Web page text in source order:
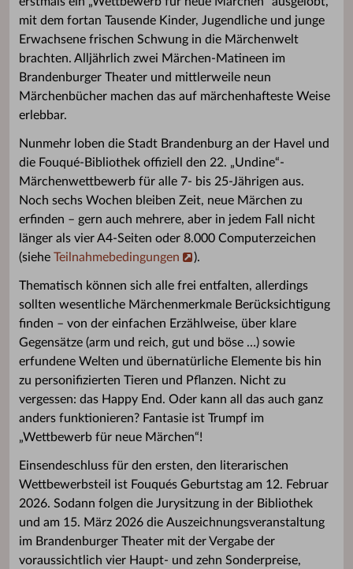
mit dem fortan Tausende Kinder, Jugendliche und junge
Erwachsene frischen Schwung in die Märchenwelt
brachten. Alljährlich zwei Märchen-Matineen im
Brandenburger Theater und mittlerweile neun
Märchenbücher machen das auf märchenhafteste Weise
erlebbar.
Nunmehr loben die Stadt Brandenburg an der Havel und
die Fouqué-Bibliothek offiziell den 22. „Undine“-
Märchenwettbewerb für alle 7- bis 25-Jährigen aus.
Noch sechs Wochen bleiben Zeit, neue Märchen zu
erfinden – gern auch mehrere, aber in jedem Fall nicht
länger als vier A4-Seiten oder 8.000 Computerzeichen
(siehe Teilnahmebedingungen ).
Thematisch können sich alle frei entfalten, allerdings
sollten wesentliche Märchenmerkmale Berücksichtigung
finden – von der einfachen Erzählweise, über klare
Gegensätze (arm und reich, gut und böse …) sowie
erfundene Welten und übernatürliche Elemente bis hin
zu personifizierten Tieren und Pflanzen. Nicht zu
vergessen: das Happy End. Oder kann all das auch ganz
anders funktionieren? Fantasie ist Trumpf im
„Wettbewerb für neue Märchen“!
Einsendeschluss für den ersten, den literarischen
Wettbewerbsteil ist Fouqués Geburtstag am 12. Februar
2026. Sodann folgen die Jurysitzung in der Bibliothek
und am 15. März 2026 die Auszeichnungsveranstaltung
im Brandenburger Theater mit der Vergabe der
voraussichtlich vier Haupt- und zehn Sonderpreise,